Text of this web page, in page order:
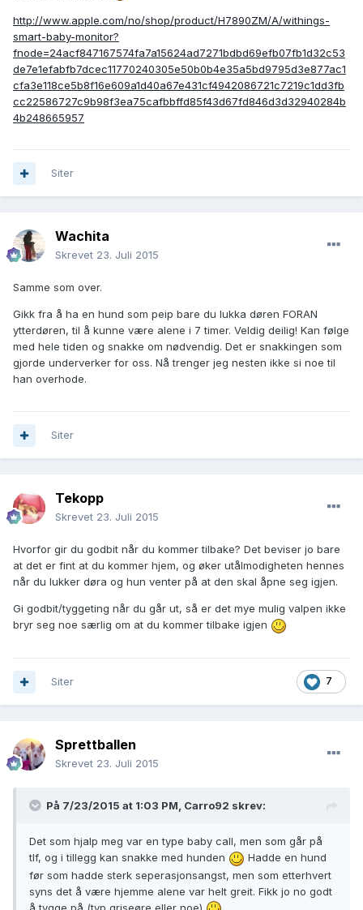
http://www.apple.com/no/shop/product/H7890ZM/A/withings-
smart-baby-monitor?
fnode=24acf847167574fa7a15624ad7271bdbd69efb07fb1d32c53
de7e1efabfb7dcec11770240305e50b0b4e35a5bd9795d3e877ac1
cfa3e118ce5b8f16e609a1d40a67e431cf4942086721c7219c1dd3fb
cc22586727c9b98f3ea75cafbbffd85f43d67fd846d3d32940284b
4b248665957
Siter
Wachita
Skrevet 23. Juli 2015
Samme som over.
Gikk fra å ha en hund som peip bare du lukka døren FORAN
ytterdøren, til å kunne være alene i 7 timer. Veldig deilig! Kan følge
med hele tiden og snakke om nødvendig. Det er snakkingen som
gjorde underverker for oss. Nå trenger jeg nesten ikke si noe til
han overhode.
Siter
Tekopp
Skrevet 23. Juli 2015
Hvorfor gir du godbit når du kommer tilbake? Det beviser jo bare
at det er fint at du kommer hjem, og øker utålmodigheten hennes
når du lukker døra og hun venter på at den skal åpne seg igjen.
Gi godbit/tyggeting når du går ut, så er det mye mulig valpen ikke
bryr seg noe særlig om at du kommer tilbake igjen
7
Siter
Sprettballen
Skrevet 23. Juli 2015
På 7/23/2015 at 1:03 PM, Carro92 skrev:
Det som hjalp meg var en type baby call, men som går på
tlf, og i tillegg kan snakke med hunden
Hadde en hund
før som hadde sterk seperasjonsangst, men som etterhvert
syns det å være hjemme alene var helt greit. Fikk jo no godt
å tygge på (typ griseøre eller noe)